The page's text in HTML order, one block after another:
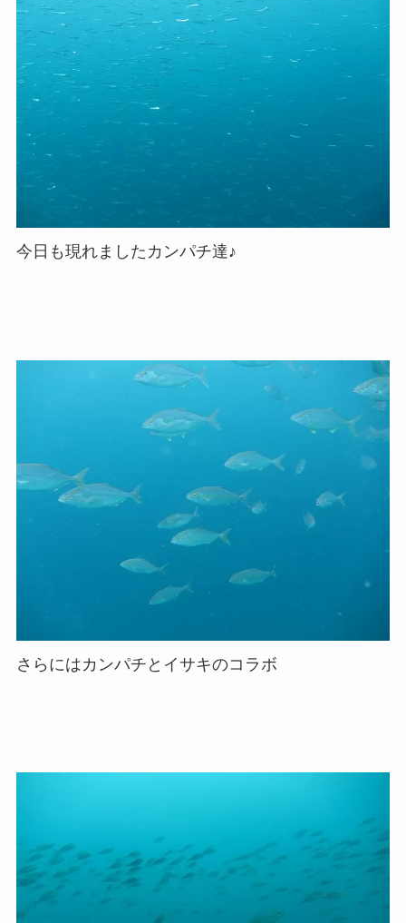
今日も現れましたカンパチ達♪
さらにはカンパチとイサキのコラボ